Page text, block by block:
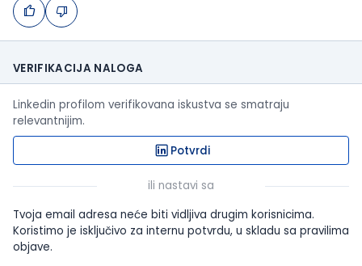
VERIFIKACIJA NALOGA
Linkedin profilom verifikovana iskustva se smatraju
relevantnijim.
Potvrdi
ili nastavi sa
Tvoja email adresa neće biti vidljiva drugim korisnicima.
Koristimo je isključivo za internu potvrdu, u skladu sa pravilima
objave.